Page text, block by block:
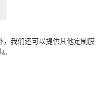
我们还可以提供其他定制膜